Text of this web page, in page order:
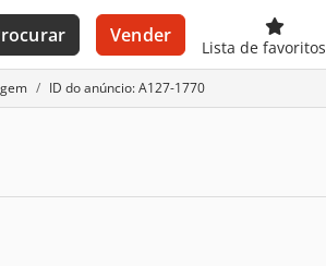
Vender
Lista de favoritos
ID do anúncio: A127-1770